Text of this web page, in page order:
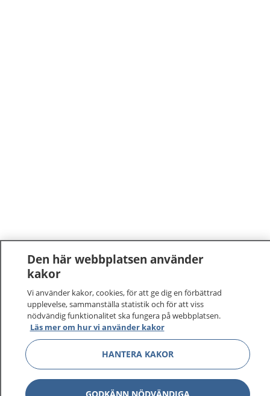
1177–tryggt om din hälsa och vård
På 1177.se får du råd om hälsa och information om
sjukdomar och vilka mottagningar du kan kontakta.
Den här webbplatsen använder
kakor
Vi använder kakor, cookies, för att ge dig en förbättrad
upplevelse, sammanställa statistik och för att viss
nödvändig funktionalitet ska fungera på webbplatsen.
Läs mer om hur vi använder kakor
HANTERA KAKOR